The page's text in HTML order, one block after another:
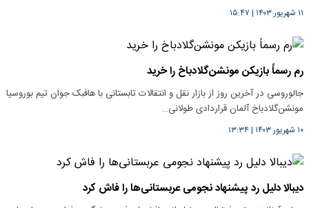
۱۱ شهریور ۱۴۰۳ | ۱۵:۴۷
رم رسماً بازیکن مونشن‌گلادباخ را خرید
جالوروسی در آخرین روز از بازار نقل و انتقالات تابستانی با هافبک جوان تیم بوروسیا
مونشن‌گلادباخ آلمان قراردادی طولانی…
۱۰ شهریور ۱۴۰۳ |۱۳:۳۴
دیبالا دلیل رد پیشنهاد نجومی عربستانی‌ها را فاش کرد